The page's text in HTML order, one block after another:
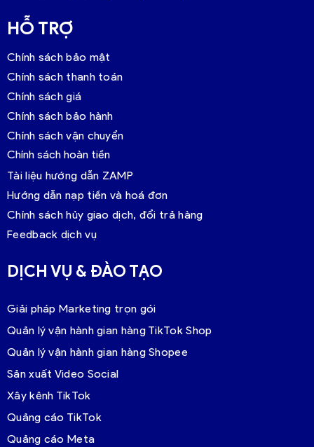
HỖ TRỢ
Chính sách bảo mật
Chính sách thanh toán
Chính sách giá
Chính sách bảo hành
Chính sách vận chuyển
Chính sách hoàn tiền
Tài liệu hướng dẫn ZAMP
Hướng dẫn nạp tiền và hoá đơn
Chính sách hủy giao dịch, đổi trả hàng
Feedback dịch vụ
DỊCH VỤ & ĐÀO TẠO
Giải pháp Marketing trọn gói
Quản lý vận hành gian hàng TikTok Shop
Quản lý vận hành gian hàng Shopee
Sản xuất Video Social
Xây kênh TikTok
Quảng cáo TikTok
Quảng cáo Meta